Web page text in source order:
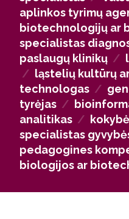
Norintys tęsti
magistrantūroje ar
mokslininko karjeros
universitetuose bei
Molekulinės biologijos
vertinamos
ir kitose viešojo
analitinis mąstymas ir
paremtus gyvybės
aplinkos tyrimų
biotechnologijų ar
specialistas
paslaugų klinikų /
/ ląstelių kultūrų
technologas /
tyrėjas /
analitikas /
specialistas
pedagogines
biologijos ar